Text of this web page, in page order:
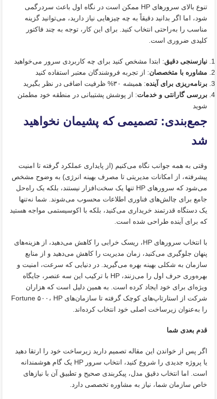
تنوع بالای سرورهای HP ممکن است در نگاه اول باعث سردرگمی
شود، اما اگر بدانید دقیقاً به چه چیزهایی نیاز دارید، می‌توانید گزینه
مناسب را به‌راحتی انتخاب کنید. برای این کار، توجه به چند فاکتور
کلیدی ضروری است.
نیازسنجی دقیق: ابتدا مشخص کنید برای چه کاربردی سرور می‌خواهید
مشاوره با متخصصان: از تجربه فروشندگان معتبر استفاده کنید
برنامه‌ریزی برای آینده: همیشه ۳۰% ظرفیت اضافی در نظر بگیرید
بررسی گارانتی و خدمات: از پوشش پشتیبانی در منطقه خود مطمئن
شوید
جمع‌بندی: تصمیمی که پشیمان نخواهید
شد
وقتی به همه جوانب نگاه می‌کنیم (از پایداری عملکرد گرفته تا امنیت
پیشرفته، از امکانات مدیریتی تا مصرف بهینه انرژی) به‌ وضوح مشخص
می‌شود که سرورهای HP تنها یک سخت‌افزار نیستند، بلکه یک راه‌حل
جامع برای چالش‌های فناوری اطلاعات محسوب می‌شوند. شما نه‌تنها
یک دستگاه قدرتمند خریداری می‌کنید، بلکه با اکوسیستمی مواجه هستید
که برای آینده طراحی شده است.
با انتخاب سرورهای HP، ریسک خرابی را کاهش می‌دهید، از هزینه‌های
پنهان جلوگیری می‌کنید، زمان مدیریت را کاهش می‌دهید و از منابع
سازمان به شکلی بهینه بهره‌ می‌گیرید. در دنیایی که سرعت، امنیت و
بهره‌وری حرف اول را می‌زنند، HP با ترکیب این سه عنصر، جایگاه
ویژه‌ای برای خود ایجاد کرده است. به همین دلیل است که هزاران
شرکت از استارتاپ‌های کوچک گرفته تا سازمان‌های Fortune ۵۰۰، HP
را به‌عنوان زیرساخت اصلی خود انتخاب کرده‌اند.
قدم بعدی شما
اگر پس از خواندن این مقاله تصمیم دارید زیرساخت خود را ارتقا دهید
یا پروژه جدیدی را شروع کنید، انتخاب سرور HP یک گام هوشمندانه
است. اما انتخاب دقیق مدل، پیکربندی صحیح و تطبیق آن با نیازهای
خاص سازمان شما، نیاز به مشاوره تخصصی دارد.